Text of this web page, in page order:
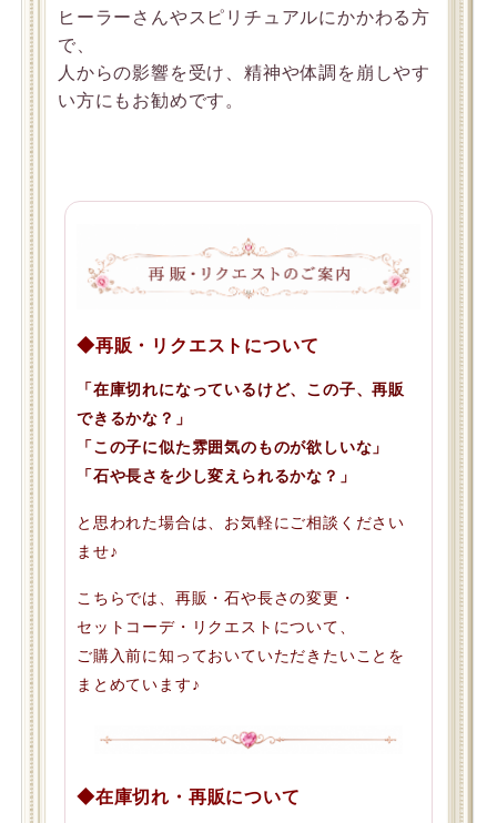
ヒーラーさんやスピリチュアルにかかわる方
で、
人からの影響を受け、精神や体調を崩しやす
い方にもお勧めです。
◆再販・リクエストについて
「在庫切れになっているけど、この子、再販
できるかな？」
「この子に似た雰囲気のものが欲しいな」
「石や長さを少し変えられるかな？」
と思われた場合は、お気軽にご相談ください
ませ♪
こちらでは、再販・石や長さの変更・
セットコーデ・リクエストについて、
ご購入前に知っておいていただきたいことを
まとめています♪
◆在庫切れ・再販について